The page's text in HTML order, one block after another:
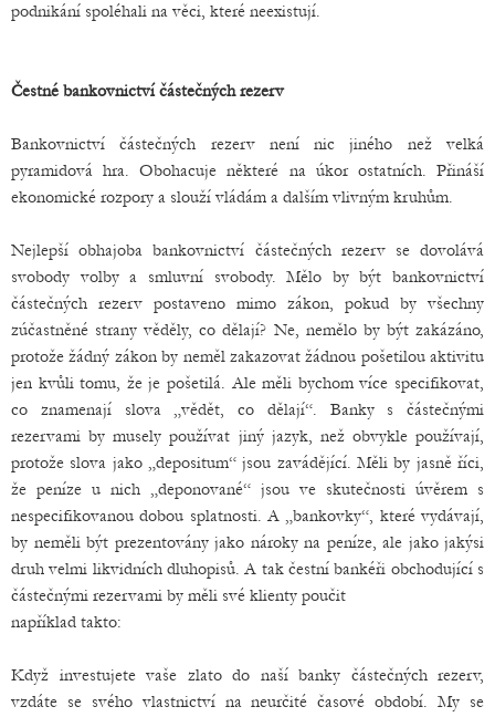
podnikání spoléhali na věci, které neexistují.
Čestné bankovnictví částečných rezerv
Bankovnictví částečných rezerv není nic jiného než velká
pyramidová hra. Obohacuje některé na úkor ostatních. Přináší
ekonomické rozpory a slouží vládám a dalším vlivným kruhům.
Nejlepší obhajoba bankovnictví částečných rezerv se dovolává
svobody volby a smluvní svobody. Mělo by být bankovnictví
částečných rezerv postaveno mimo zákon, pokud by všechny
zúčastněné strany věděly, co dělají? Ne, nemělo by být zakázáno,
protože žádný zákon by neměl zakazovat žádnou pošetilou aktivitu
jen kvůli tomu, že je pošetilá. Ale měli bychom více specifikovat,
co znamenají slova „vědět, co dělají“. Banky s částečnými
rezervami by musely používat jiný jazyk, než obvykle používají,
protože slova jako „depositum“ jsou zavádějící. Měli by jasně říci,
že peníze u nich „deponované“ jsou ve skutečnosti úvěrem s
nespecifikovanou dobou splatnosti. A „bankovky“, které vydávají,
by neměli být prezentovány jako nároky na peníze, ale jako jakýsi
druh velmi likvidních dluhopisů. A tak čestní bankéři obchodující s
částečnými rezervami by měli své klienty poučit
například takto:
Když investujete vaše zlato do naší banky částečných rezerv,
vzdáte se svého vlastnictví na neurčité časové období. My se